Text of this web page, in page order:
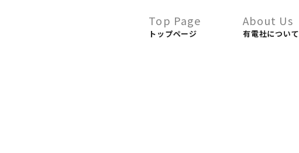
Top Page
トップページ
About Us
有電社について